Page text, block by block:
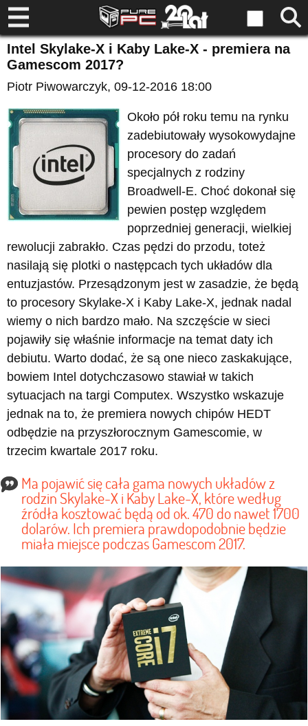
Intel Skylake-X i Kaby Lake-X - premiera na
Gamescom 2017?
Piotr Piwowarczyk, 09-12-2016 18:00
Około pół roku temu na rynku
zadebiutowały wysokowydajne
procesory do zadań
specjalnych z rodziny
Broadwell-E. Choć dokonał się
pewien postęp względem
poprzedniej generacji, wielkiej
rewolucji zabrakło. Czas pędzi do przodu, toteż
nasilają się plotki o następcach tych układów dla
entuzjastów. Przesądzonym jest w zasadzie, że będą
to procesory Skylake-X i Kaby Lake-X, jednak nadal
wiemy o nich bardzo mało. Na szczęście w sieci
pojawiły się właśnie informacje na temat daty ich
debiutu. Warto dodać, że są one nieco zaskakujące,
bowiem Intel dotychczasowo stawiał w takich
sytuacjach na targi Computex. Wszystko wskazuje
jednak na to, że premiera nowych chipów HEDT
odbędzie na przyszłorocznym Gamescomie, w
trzecim kwartale 2017 roku.
Ma pojawić się cała gama nowych układów z
rodzin Skylake-X i Kaby Lake-X, które według
źródła kosztować będą od ok. 470 do nawet 1700
dolarów. Ich premiera prawdopodobnie będzie
miała miejsce podczas Gamescom 2017.